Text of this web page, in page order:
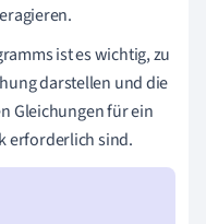
ist es wichtig, zu
darstellen und die
Gleichungen für ein
erforderlich sind.